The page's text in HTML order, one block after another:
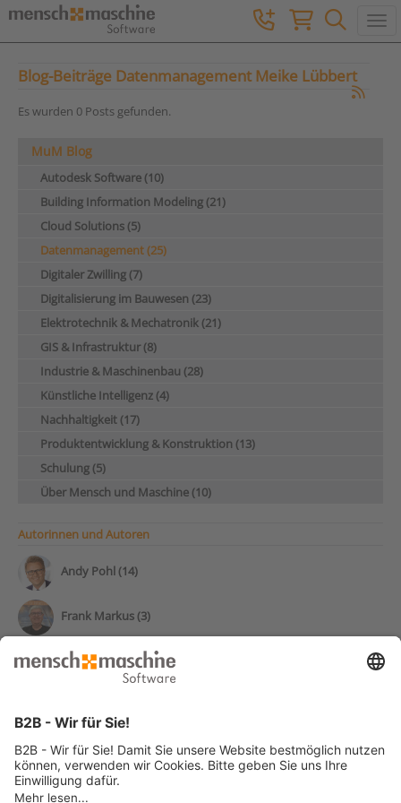
Blog-Beiträge Datenmanagement Meike Lübbert
Es wurden 0 Posts gefunden.
MuM Blog
Autodesk Software (10)
Building Information Modeling (21)
Cloud Solutions (5)
Datenmanagement (25)
Digitaler Zwilling (7)
Digitalisierung im Bauwesen (23)
Elektrotechnik & Mechatronik (21)
GIS & Infrastruktur (8)
Industrie & Maschinenbau (28)
Künstliche Intelligenz (4)
Nachhaltigkeit (17)
Produktentwicklung & Konstruktion (13)
Schulung (5)
Über Mensch und Maschine (10)
Autorinnen und Autoren
Andy Pohl (14)
Frank Markus (3)
Luca Henniges (2)
Leon Bünder (1)
Thomas Jakobs (1)